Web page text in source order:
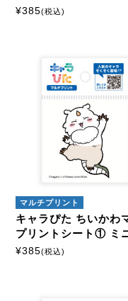
モー
¥385(税込)
マルチプリント
キャラぴた ちいかわ
プリントシート① ミ
¥385(税込)